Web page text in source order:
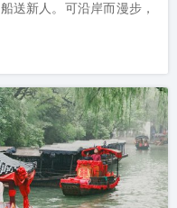
送新人。可沿岸而漫步，